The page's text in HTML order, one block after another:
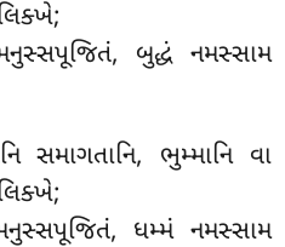
બુદ્ધં નમસ્સામ
સમાગતાનિ, ભુમ્માનિ વા
ધમ્મં નમસ્સામ